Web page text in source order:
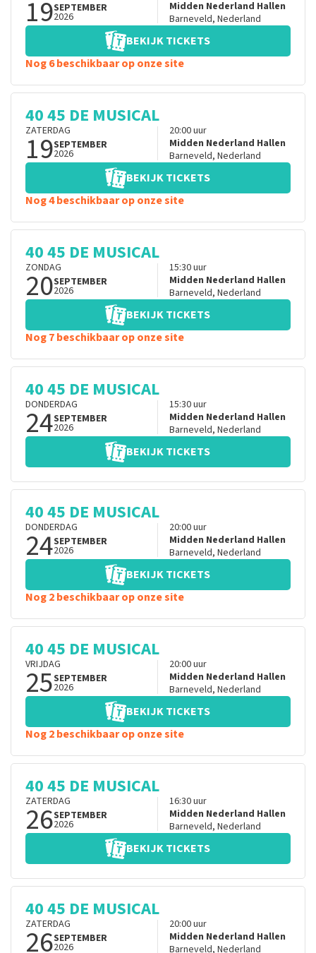
19SEPTEMBER
2026
Midden Nederland Hallen
Barneveld, Nederland
BEKIJK TICKETS
Nog 6 beschikbaar op onze site
40 45 DE MUSICAL
ZATERDAG
19SEPTEMBER
2026
20:00uur
Midden Nederland Hallen
Barneveld, Nederland
BEKIJK TICKETS
Nog 4 beschikbaar op onze site
40 45 DE MUSICAL
ZONDAG
20SEPTEMBER
2026
15:30uur
Midden Nederland Hallen
Barneveld, Nederland
BEKIJK TICKETS
Nog 7 beschikbaar op onze site
40 45 DE MUSICAL
DONDERDAG
24SEPTEMBER
2026
15:30uur
Midden Nederland Hallen
Barneveld, Nederland
BEKIJK TICKETS
40 45 DE MUSICAL
DONDERDAG
24SEPTEMBER
2026
20:00uur
Midden Nederland Hallen
Barneveld, Nederland
BEKIJK TICKETS
Nog 2 beschikbaar op onze site
40 45 DE MUSICAL
VRIJDAG
25SEPTEMBER
2026
20:00uur
Midden Nederland Hallen
Barneveld, Nederland
BEKIJK TICKETS
Nog 2 beschikbaar op onze site
40 45 DE MUSICAL
ZATERDAG
26SEPTEMBER
2026
16:30uur
Midden Nederland Hallen
Barneveld, Nederland
BEKIJK TICKETS
40 45 DE MUSICAL
ZATERDAG
26SEPTEMBER
2026
20:00uur
Midden Nederland Hallen
Barneveld, Nederland